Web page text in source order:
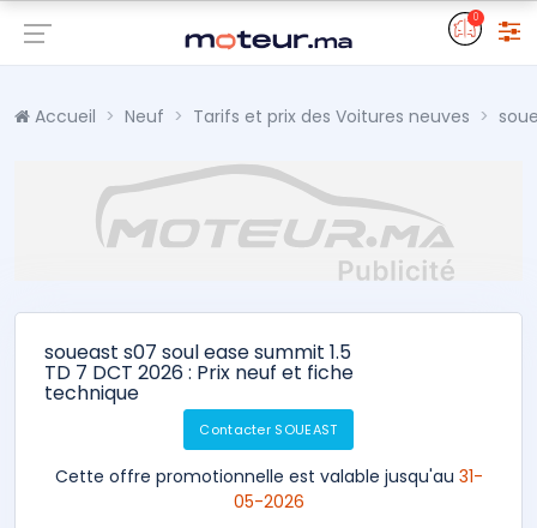
0
Accueil Neuf Tarifs et prix des Voitures neuves
soueast s07 soul ease summit 1.5
TD 7 DCT 2026 : Prix neuf et fiche
technique
Contacter SOUEAST
Cette offre promotionnelle est valable jusqu'au 31-
05-2026